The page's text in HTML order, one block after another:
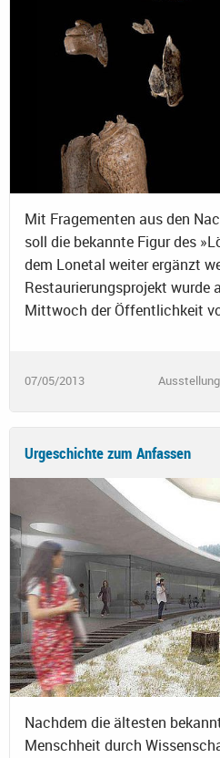
Mit Fragementen aus den
soll die bekannte Figur des
dem Lonetal weiter ergänzt
Restaurierungsprojekt wurde
Mittwoch der Öffentlichkeit
07/05/2013
Urgeschichte zum Anfassen
Nachdem die ältesten
Menschheit durch